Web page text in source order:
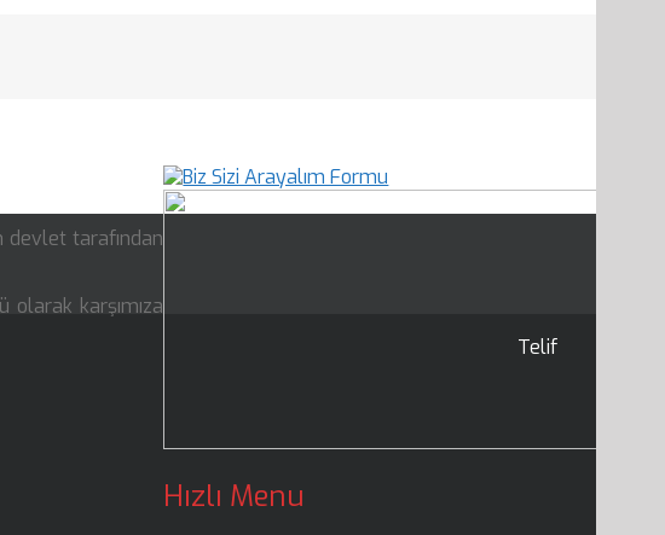
devlet tarafından
karşımıza
Hızlı Menu
Telif